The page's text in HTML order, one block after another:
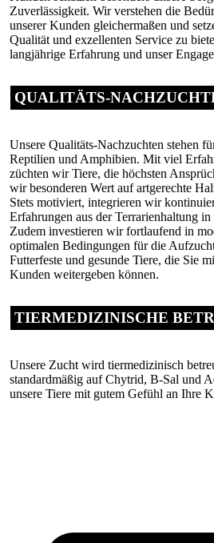
Zuverlässigkeit. Wir verstehen die
unserer Kunden gleichermaßen und
Qualität und exzellenten Service zu
langjährige Erfahrung und unser
QUALITÄTS-
Unsere Qualitäts-Nachzuchten stehen
Reptilien und Amphibien. Mit viel
züchten wir Tiere, die höchsten
wir besonderen Wert auf artgerechte
Stets motiviert, integrieren wir
Erfahrungen aus der Terrarienhaltung in
Zudem investieren wir fortlaufend in
optimalen Bedingungen für die
Futterfeste und gesunde Tiere, die Sie
Kunden weitergeben können.
TIERMEDIZINISCHE
Unsere Zucht wird tiermedizinisch
standardmäßig auf Chytrid, B-Sal und
unsere Tiere mit gutem Gefühl an Ihre